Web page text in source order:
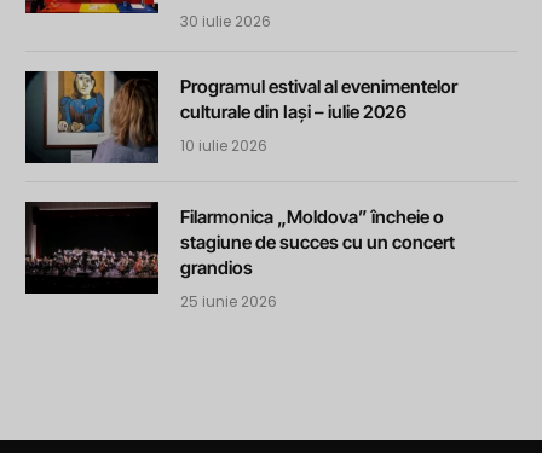
30 iulie 2026
Programul estival al evenimentelor
culturale din Iași – iulie 2026
10 iulie 2026
Filarmonica „Moldova” încheie o
stagiune de succes cu un concert
grandios
25 iunie 2026